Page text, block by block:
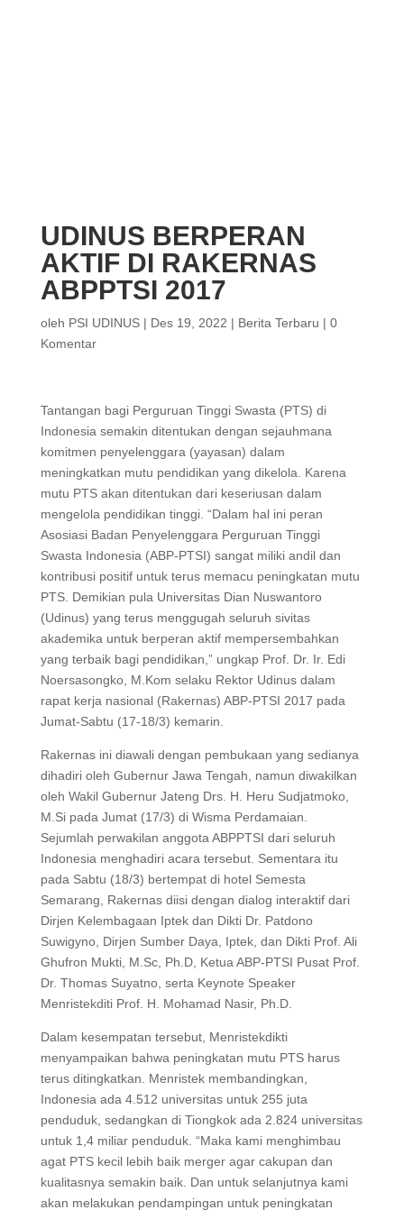
UDINUS BERPERAN
AKTIF DI RAKERNAS
ABPPTSI 2017
oleh PSI UDINUS| Des 19, 2022 | Berita Terbaru | 0
Komentar
Tantangan bagi Perguruan Tinggi Swasta (PTS) di
Indonesia semakin ditentukan dengan sejauhmana
komitmen penyelenggara (yayasan) dalam
meningkatkan mutu pendidikan yang dikelola. Karena
mutu PTS akan ditentukan dari keseriusan dalam
mengelola pendidikan tinggi. “Dalam hal ini peran
Asosiasi Badan Penyelenggara Perguruan Tinggi
Swasta Indonesia (ABP-PTSI) sangat miliki andil dan
kontribusi positif untuk terus memacu peningkatan mutu
PTS. Demikian pula Universitas Dian Nuswantoro
(Udinus) yang terus menggugah seluruh sivitas
akademika untuk berperan aktif mempersembahkan
yang terbaik bagi pendidikan,” ungkap Prof. Dr. Ir. Edi
Noersasongko, M.Kom selaku Rektor Udinus dalam
rapat kerja nasional (Rakernas) ABP-PTSI 2017 pada
Jumat-Sabtu (17-18/3) kemarin.
Rakernas ini diawali dengan pembukaan yang sedianya
dihadiri oleh Gubernur Jawa Tengah, namun diwakilkan
oleh Wakil Gubernur Jateng Drs. H. Heru Sudjatmoko,
M.Si pada Jumat (17/3) di Wisma Perdamaian.
Sejumlah perwakilan anggota ABPPTSI dari seluruh
Indonesia menghadiri acara tersebut. Sementara itu
pada Sabtu (18/3) bertempat di hotel Semesta
Semarang, Rakernas diisi dengan dialog interaktif dari
Dirjen Kelembagaan Iptek dan Dikti Dr. Patdono
Suwigyno, Dirjen Sumber Daya, Iptek, dan Dikti Prof. Ali
Ghufron Mukti, M.Sc, Ph.D, Ketua ABP-PTSI Pusat Prof.
Dr. Thomas Suyatno, serta Keynote Speaker
Menristekditi Prof. H. Mohamad Nasir, Ph.D.
Dalam kesempatan tersebut, Menristekdikti
menyampaikan bahwa peningkatan mutu PTS harus
terus ditingkatkan. Menristek membandingkan,
Indonesia ada 4.512 universitas untuk 255 juta
penduduk, sedangkan di Tiongkok ada 2.824 universitas
untuk 1,4 miliar penduduk. “Maka kami menghimbau
agat PTS kecil lebih baik merger agar cakupan dan
kualitasnya semakin baik. Dan untuk selanjutnya kami
akan melakukan pendampingan untuk peningkatan